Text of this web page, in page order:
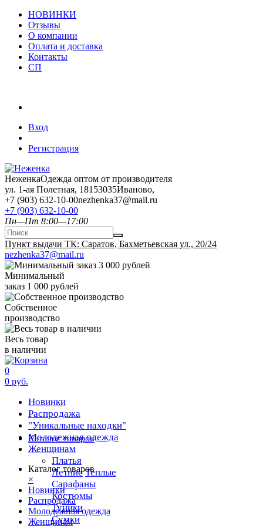
НОВИНКИ
Отзывы
О компании
Оплата и доставка
Контакты
СП
Вход
Регистрация
НеженкаОдежда оптом от производителя
ул. 1-ая Полетная, 18153035Иваново,
+7 (903) 632-10-00nezhenka37@mail.ru
+7 (903) 632-10-00
Пн—Пт 8:00—17:00
Пункт выдачи ТК: Саратов, Бахметьевская ул., 20/24
nezhenka37@mail.ru
Минимальный
заказ 1 000 рублей
Собственное
производство
Весь товар
в наличии
0
0 руб.
Новинки
Распродажа
"Уникальные находки"
Молодежная одежда
Женщинам
Платья
Летние Теплые
Сарафаны
Костюмы
Туники
Сумки
Каталог товаров
Каталог товаров
×
Новинки
Распродажа
Молодежная одежда
Женщинам